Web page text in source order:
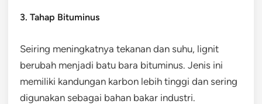
3. Tahap Bituminus
Seiring meningkatnya tekanan dan suhu, lignit
berubah menjadi batu bara bituminus. Jenis ini
memiliki kandungan karbon lebih tinggi dan sering
digunakan sebagai bahan bakar industri.